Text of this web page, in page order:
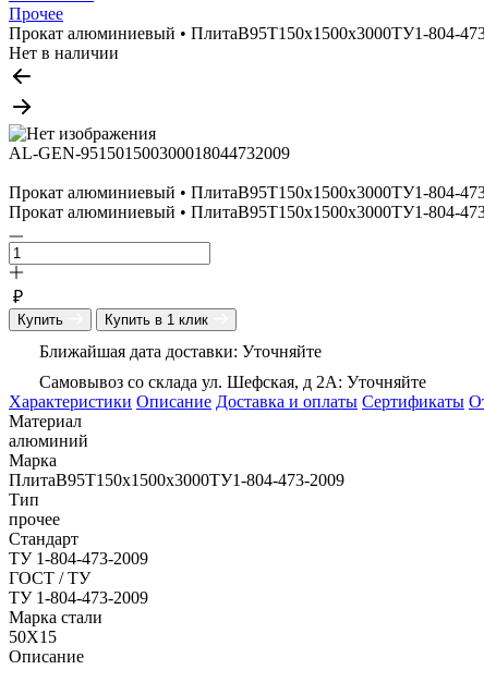
Прочее
Прокат алюминиевый • ПлитаВ95Т150х1500х3000ТУ1-804-
Нет в наличии
AL-GEN-951501500300018044732009
Прокат алюминиевый • ПлитаВ95Т150х1500х3000ТУ1-804-
Прокат алюминиевый • ПлитаВ95Т150х1500х3000ТУ1-804-
₽
Купить Купить в 1 клик
Ближайшая дата доставки: Уточняйте
Самовывоз со склада ул. Шефская, д 2А: Уточняйте
Характеристики Описание Доставка и оплаты Сертификаты
Материал
алюминий
Марка
ПлитаВ95Т150х1500х3000ТУ1-804-473-2009
Тип
прочее
Стандарт
ТУ 1-804-473-2009
ГОСТ / ТУ
ТУ 1-804-473-2009
Марка стали
50Х15
Описание